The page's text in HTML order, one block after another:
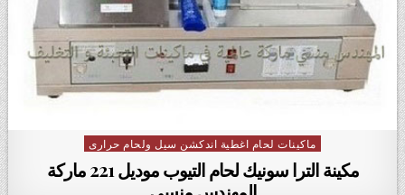
Posted in
ماكينات لحام اغطية اندكشن سيل ولحام حرارى
مكينة الترا سونيك لحام التيوب ‏موديل 221 ماركة